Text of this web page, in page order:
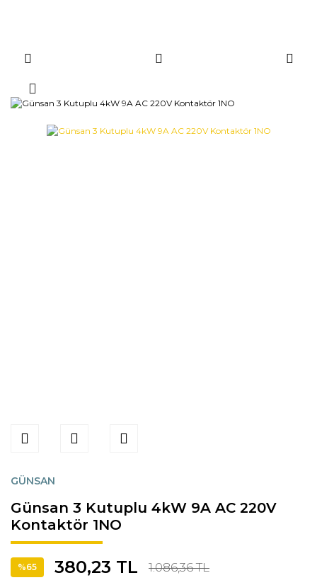
GÜNSAN
Günsan 3 Kutuplu 4kW 9A AC 220V
Kontaktör 1NO
%65 380,23 TL 1.086,36 TL